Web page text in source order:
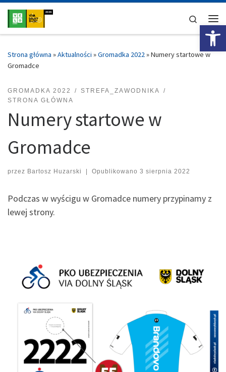
Przejdź do treści
Search
Strona główna »Aktualności »Gromadka 2022»Numery startowe w
Gromadce
GROMADKA 2022
STREFA_ZAWODNIKA
STRONA GŁÓWNA
Numery startowe w
Gromadce
przez Bartosz Huzarski Opublikowano 3 sierpnia 2022
Podczas w wyścigu w Gromadce numery przypinamy z
lewej strony.